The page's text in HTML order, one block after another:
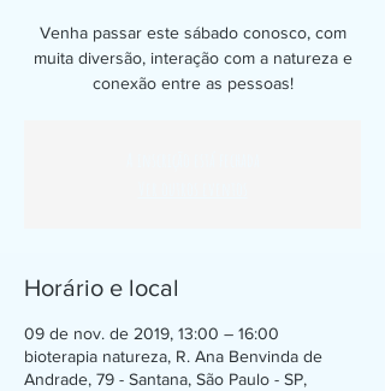
Venha passar este sábado conosco, com
muita diversão, interação com a natureza e
conexão entre as pessoas!
Horário e local
09 de nov. de 2019, 13:00 – 16:00
bioterapia natureza, R. Ana Benvinda de
Andrade, 79 - Santana, São Paulo - SP,